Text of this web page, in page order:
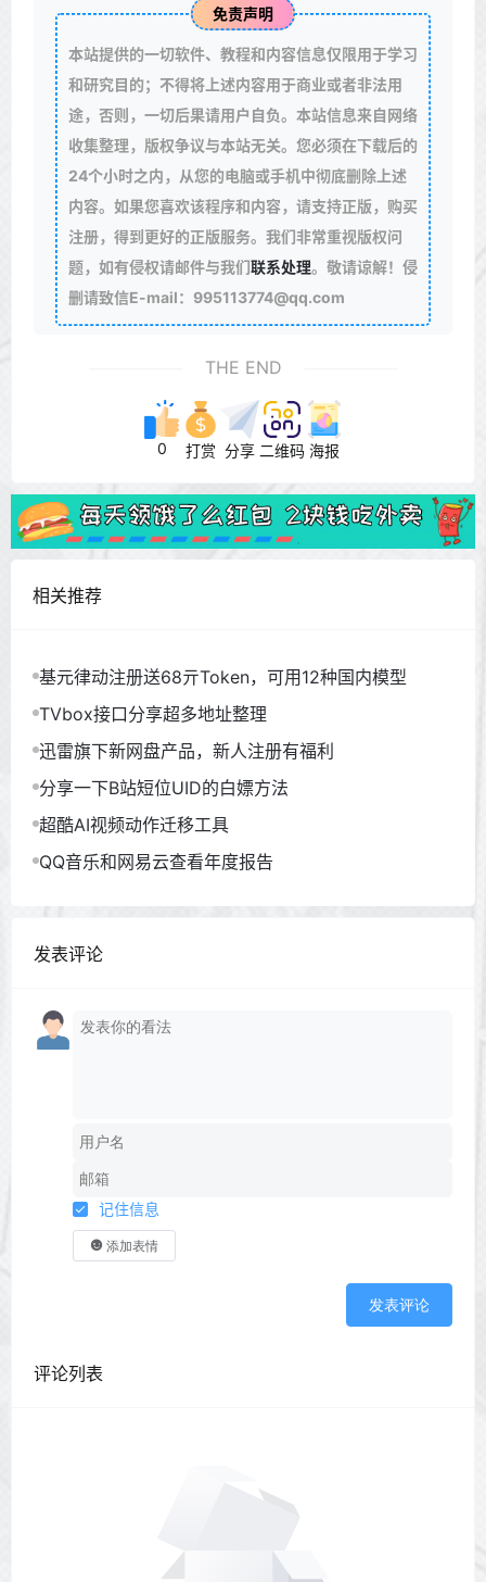
免责声明
本站提供的一切软件、教程和内容信息仅限用于学习
和研究目的；不得将上述内容用于商业或者非法用
途，否则，一切后果请用户自负。本站信息来自网络
收集整理，版权争议与本站无关。您必须在下载后的
24个小时之内，从您的电脑或手机中彻底删除上述
内容。如果您喜欢该程序和内容，请支持正版，购买
注册，得到更好的正版服务。我们非常重视版权问
题，如有侵权请邮件与我们联系处理。敬请谅解！侵
删请致信E-mail：995113774@qq.com
THE END
0 打赏 分享 二维码 海报
相关推荐
基元律动注册送68亓Token，可用12种国内模型
TVbox接口分享超多地址整理
迅雷旗下新网盘产品，新人注册有福利
分享一下B站短位UID的白嫖方法
超酷AI视频动作迁移工具
QQ音乐和网易云查看年度报告
发表评论
记住信息
添加表情
发表评论
评论列表